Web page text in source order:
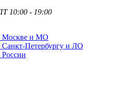
10:00 - 19:00
Москве и МО
Санкт-Петербургу и ЛО
России